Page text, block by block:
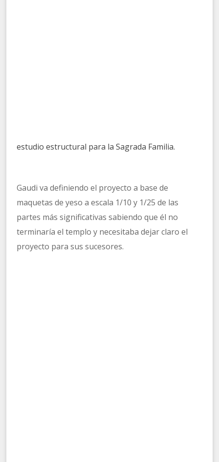
estudio estructural para la Sagrada Familia.
Gaudi va definiendo el proyecto a base de
maquetas de yeso a escala 1/10 y 1/25 de las
partes más significativas sabiendo que él no
terminaría el templo y necesitaba dejar claro el
proyecto para sus sucesores.